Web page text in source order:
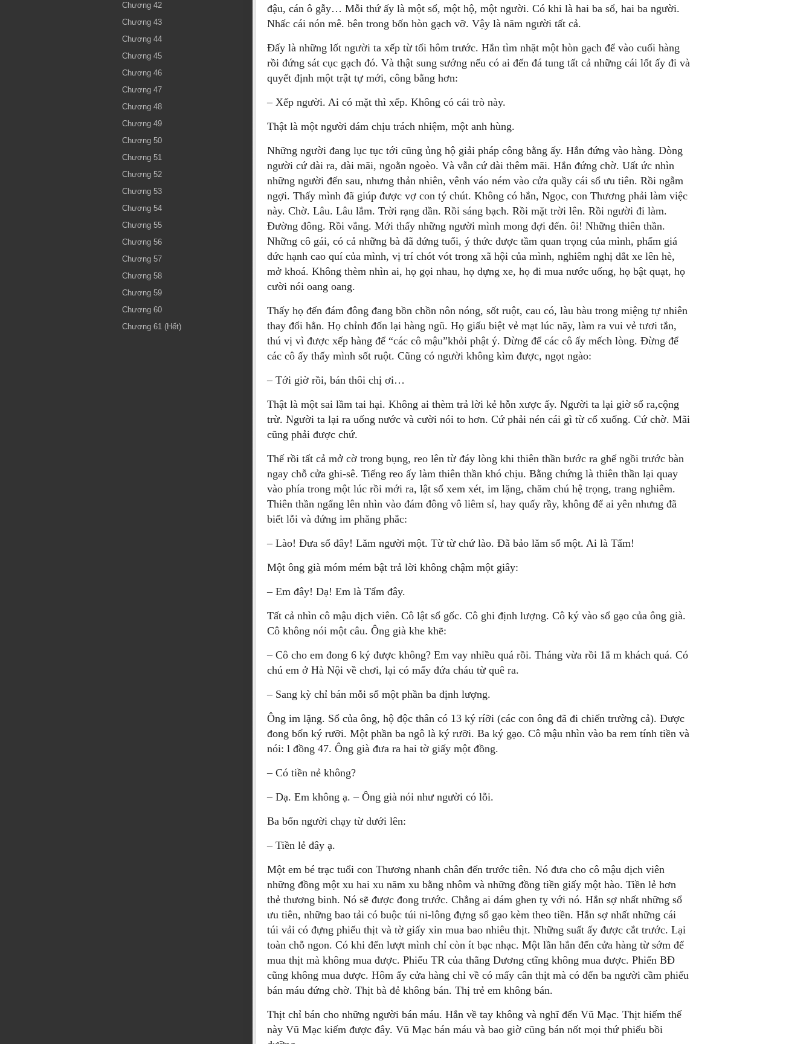
đậu, cán ô gẫy… Mỗi thứ ấy là một sổ, một hộ, một người. Có khi là hai ba sổ, hai ba người.
Nhấc cái nón mê. bên trong bốn hòn gạch vỡ. Vậy là năm người tất cả.
Đấy là những lốt người ta xếp từ tối hôm trước. Hắn tìm nhặt một hòn gạch để vào cuối hàng
rồi đứng sát cục gạch đó. Và thật sung sướng nếu có ai đến đá tung tất cả những cái lốt ấy đi và
quyết định một trật tự mới, công bằng hơn:
– Xếp người. Ai có mặt thì xếp. Không có cái trò này.
Thật là một người dám chịu trách nhiệm, một anh hùng.
Những người đang lục tục tới cũng ủng hộ giải pháp công bằng ấy. Hắn đứng vào hàng. Dòng
người cứ dài ra, dài mãi, ngoằn ngoèo. Và vẫn cứ dài thêm mãi. Hắn đứng chờ. Uất ức nhìn
những người đến sau, nhưng thản nhiên, vênh váo ném vào cửa quầy cái sổ ưu tiên. Rồi ngẫm
ngợi. Thấy mình đã giúp được vợ con tý chút. Không có hắn, Ngọc, con Thương phải làm việc
này. Chờ. Lâu. Lâu lắm. Trời rạng dần. Rồi sáng bạch. Rồi mặt trời lên. Rồi người đi làm.
Đường đông. Rồi vắng. Mới thấy những người mình mong đợi đến. ôi! Những thiên thần.
Những cô gái, có cả những bà đã đứng tuổi, ý thức được tầm quan trọng của mình, phẩm giá
đức hạnh cao quí của mình, vị trí chót vót trong xã hội của mình, nghiêm nghị dắt xe lên hè,
mở khoá. Không thèm nhìn ai, họ gọi nhau, họ dựng xe, họ đi mua nước uống, họ bật quạt, họ
cười nói oang oang.
Thấy họ đến đám đông đang bồn chồn nôn nóng, sốt ruột, cau có, làu bàu trong miệng tự nhiên
thay đổi hẳn. Họ chỉnh đốn lại hàng ngũ. Họ giấu biệt vẻ mạt lúc nãy, làm ra vui vẻ tươi tắn,
thú vị vì được xếp hàng để “các cô mậu”khỏi phật ý. Dừng để các cô ấy mếch lòng. Đừng để
các cô ấy thấy mình sốt ruột. Cũng có người không kìm được, ngọt ngào:
– Tới giờ rồi, bán thôi chị ơi…
Thật là một sai lầm tai hại. Không ai thèm trả lời kẻ hỗn xược ấy. Người ta lại giờ sổ ra,cộng
trừ. Người ta lại ra uống nước và cười nói to hơn. Cứ phải nén cái gì từ cổ xuống. Cứ chờ. Mãi
cũng phải được chứ.
Thế rồi tất cả mở cờ trong bụng, reo lên từ đáy lòng khi thiên thần bước ra ghế ngồi trước bàn
ngay chỗ cửa ghi-sê. Tiếng reo ấy làm thiên thần khó chịu. Bằng chứng là thiên thần lại quay
vào phía trong một lúc rồi mới ra, lật sổ xem xét, im lặng, chăm chú hệ trọng, trang nghiêm.
Thiên thần ngẩng lên nhìn vào đám đông vô liêm sỉ, hay quấy rầy, không để ai yên nhưng đã
biết lỗi và đứng im phăng phắc:
– Lào! Đưa sổ đây! Lăm người một. Từ từ chứ lào. Đã bảo lăm sổ một. Ai là Tẩm!
Một ông già móm mém bật trả lời không chậm một giây:
– Em đây! Dạ! Em là Tẩm đây.
Tất cả nhìn cô mậu dịch viên. Cô lật sổ gốc. Cô ghi định lượng. Cô ký vào sổ gạo của ông già.
Cô không nói một câu. Ông già khe khẽ:
– Cô cho em đong 6 ký được không? Em vay nhiều quá rồi. Tháng vừa rồi 1ắ m khách quá. Có
chú em ở Hà Nội về chơi, lại có mấy đứa cháu từ quê ra.
– Sang kỳ chỉ bán mỗi sổ một phần ba định lượng.
Ông im lặng. Sổ của ông, hộ độc thân có 13 ký ríỡi (các con ông đã đi chiến trường cả). Được
đong bốn ký rưỡi. Một phần ba ngô là ký rưỡi. Ba ký gạo. Cô mậu nhìn vào ba rem tính tiền và
nói: l đồng 47. Ông già đưa ra hai tờ giấy một đồng.
– Có tiền nẻ không?
– Dạ. Em không ạ. – Ông già nói như người có lỗi.
Ba bốn người chạy từ dưới lên:
– Tiền lẻ đây ạ.
Một em bé trạc tuổi con Thương nhanh chân đến trước tiên. Nó đưa cho cô mậu dịch viên
những đồng một xu hai xu năm xu bằng nhôm và những đồng tiền giấy một hào. Tiền lẻ hơn
thẻ thương binh. Nó sẽ được đong trước. Chẳng ai dám ghen tỵ với nó. Hắn sợ nhất những sổ
ưu tiên, những bao tải có buộc túi ni-lông đựng sổ gạo kèm theo tiền. Hắn sợ nhất những cái
túi vải có đựng phiếu thịt và tờ giấy xin mua bao nhiêu thịt. Những suất ấy được cắt trước. Lại
toàn chỗ ngon. Có khi đến lượt mình chỉ còn ít bạc nhạc. Một lần hắn đến cửa hàng từ sớm để
mua thịt mà không mua được. Phiếu TR của thằng Dương ctĩng không mua được. Phiến BĐ
cũng không mua được. Hôm ấy cửa hàng chỉ về có mấy cân thịt mà có đến ba người cầm phiếu
bán máu đứng chờ. Thịt bà đẻ không bán. Thị trẻ em không bán.
Thịt chỉ bán cho những người bán máu. Hắn về tay không và nghĩ đến Vũ Mạc. Thịt hiếm thế
này Vũ Mạc kiếm được đây. Vũ Mạc bán máu và bao giờ cũng bán nốt mọi thứ phiếu bồi
Chương 42
Chương 43
Chương 44
Chương 45
Chương 46
Chương 47
Chương 48
Chương 49
Chương 50
Chương 51
Chương 52
Chương 53
Chương 54
Chương 55
Chương 56
Chương 57
Chương 58
Chương 59
Chương 60
Chương 61 (Hết)